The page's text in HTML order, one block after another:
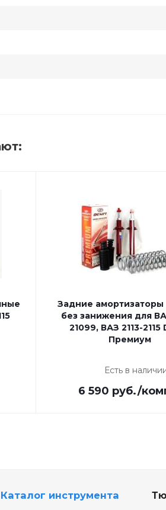
Задние амортизаторы
без занижения для
21099, ВАЗ 2113-2115
Премиум
Есть в
6 590 руб./
Каталог инструмента